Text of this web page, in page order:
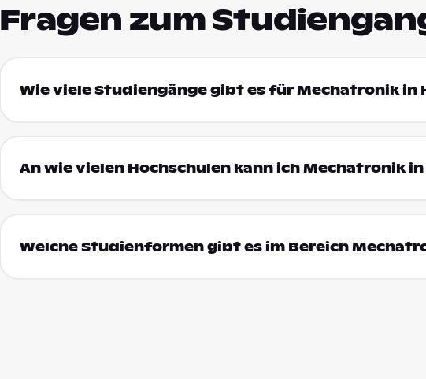
Fragen zum
Wie viele Studiengänge gibt es für Mechatronik in
An wie vielen Hochschulen kann ich Mechatronik
Welche Studienformen gibt es im Bereich